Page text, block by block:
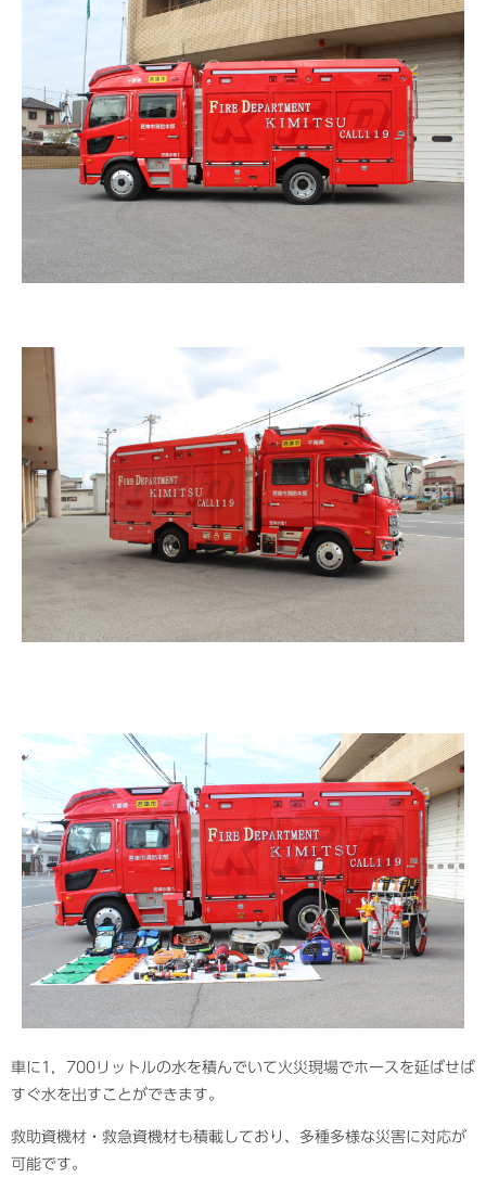
車に1，700リットルの水を積んでいて火災現場でホースを延ばせば
すぐ水を出すことができます。
救助資機材・救急資機材も積載しており、多種多様な災害に対応が
可能です。